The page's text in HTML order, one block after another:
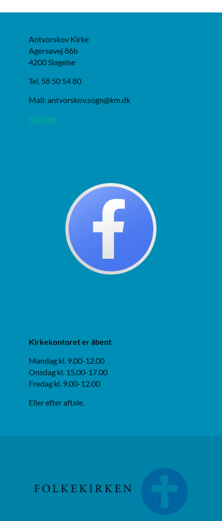
Antvorskov Kirke
Agersøvej 86b
4200 Slagelse
Tel. 58 50 54 80
Mail: antvorskov.sogn@km.dk
Kontakt
Kirkekontoret er åbent
Mandag kl. 9.00-12.00
Onsdag kl. 15.00-17.00
Fredag kl. 9.00-12.00
Eller efter aftale.